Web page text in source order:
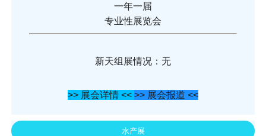
一年一届
专业性展览会
新天组展情况：无
>> 展会详情 << >> 展会报道 <<
水产展